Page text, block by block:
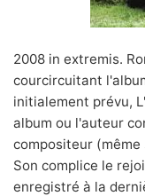
2008 in extremis.
courcircuitant
initialement prévu,
album ou l'auteur
compositeur
Son complice le
enregistré à la